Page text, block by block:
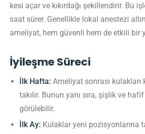
kesi açar ve kıkırdağı şekillendirir. Bu
saat sürer. Genellikle lokal anestezi
ameliyat, hem güvenli hem de etkili bir
İyileşme Süreci
İlk Hafta: Ameliyat sonrası
takılır. Bunun yanı sıra, şişlik ve
görülebilir.
İlk Ay: Kulaklar yeni pozisyonlarına